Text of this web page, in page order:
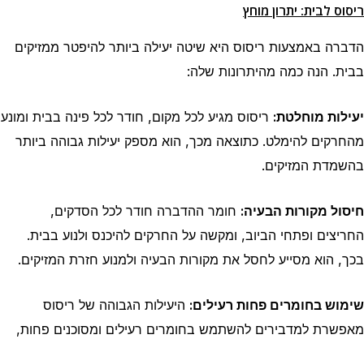
ריסוס לבית: יתרון מוחץ
הדברה באמצעות ריסוס היא שיטה יעילה ביותר להיפטר ממזיקים
בבית. הנה כמה מהיתרונות שלה:
יעילות מוחלטת: ריסוס מגיע לכל מקום, חודר לכל פינה בבית ומונע
מהחרקים להימלט. כתוצאה מכך, הוא מספק יעילות גבוהה ביותר
בהשמדת המזיקים.
חיסול מקורות הבעיה: חומר ההדברה חודר לכל הסדקים,
החריצים ופתחי הביוב, ומקשה על החרקים להיכנס ולנוע בבית.
בכך, הוא מסייע לחסל את מקורות הבעיה ולמנוע חזרת המזיקים.
שימוש בחומרים פחות רעילים: היעילות הגבוהה של ריסוס
מאפשרת למדבירים להשתמש בחומרים רעילים ומסוכנים פחות,